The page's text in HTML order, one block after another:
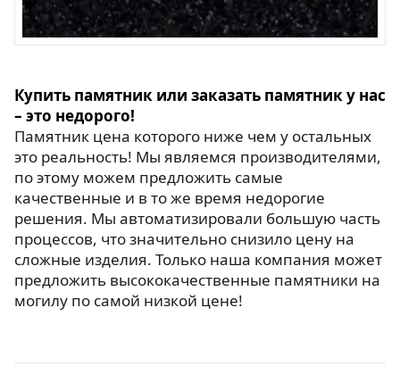
Купить памятник или заказать памятник у нас
– это недорого!
Памятник цена которого ниже чем у остальных
это реальность! Мы являемся производителями,
по этому можем предложить самые
качественные и в то же время недорогие
решения. Мы автоматизировали большую часть
процессов, что значительно снизило цену на
сложные изделия. Только наша компания может
предложить высококачественные памятники на
могилу по самой низкой цене!